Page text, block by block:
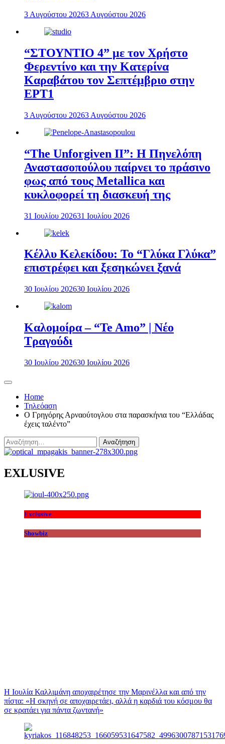
3 Αυγούστου 20263 Αυγούστου 2026
“ΣΤΟΥΝΤΙΟ 4” με τον Χρήστο
Φερεντίνο και την Κατερίνα
Καραβάτου τον Σεπτέμβριο στην
ΕΡΤ1
3 Αυγούστου 20263 Αυγούστου 2026
“The Unforgiven II”: Η Πηνελόπη
Αναστασοπούλου παίρνει το πράσινο
φως από τους Metallica και
κυκλοφορεί τη διασκευή της
31 Ιουλίου 202631 Ιουλίου 2026
Κέλλυ Κελεκίδου: Το “Γλύκα Γλύκα”
επιστρέφει και ξεσηκώνει ξανά
30 Ιουλίου 202630 Ιουλίου 2026
Καλομοίρα – “Te Amo” | Νέο
Τραγούδι
30 Ιουλίου 202630 Ιουλίου 2026
Home
Τηλεόαση
Ο Γρηγόρης Αρναούτογλου στα παρασκήνια του “Ελλάδας
έχεις ταλέντο”
Αναζήτηση
για:
EXLUSIVE
Exclusive
Showbiz
Η Ιουλία Καλλιμάνη αποχαιρέτησε την Μαρινέλλα και από την
πίστα: «H σκηνή σε αποχαιρετάει, αλλά η καρδιά του κόσμου θα
σε κρατάει για πάντα ζωντανή»